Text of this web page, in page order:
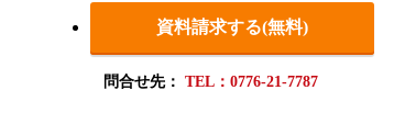
資料請求する(無料)
問合せ先： TEL：0776-21-7787